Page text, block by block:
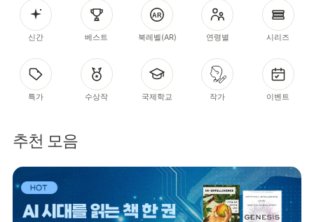
신간 베스트 북레벨(AR) 연령별 시리즈
특가 수상작 국제학교 작가 이벤트
추천 모음